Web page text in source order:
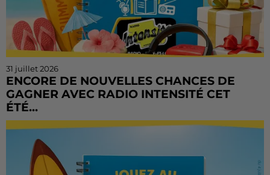
31 juillet 2026
ENCORE DE NOUVELLES CHANCES DE
GAGNER AVEC RADIO INTENSITÉ CET
ÉTÉ...
Vous n'avez pas encore tenté votre chance ? Ou vous
Vacances continue sur Radio Intensité ! Chaque
matin, de...